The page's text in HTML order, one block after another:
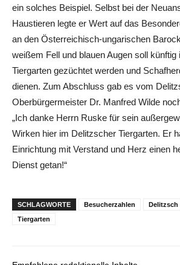
ein solches Beispiel. Selbst bei der
Haustieren legte er Wert auf das
an den Österreichisch-ungarischen
weißem Fell und blauen Augen soll
Tiergarten gezüchtet werden und
dienen. Zum Abschluss gab es vom
Oberbürgermeister Dr. Manfred Wilde
„Ich danke Herrn Ruske für sein
Wirken hier im Delitzscher Tiergarten. Er
Einrichtung mit Verstand und Herz einen
Dienst getan!“
SCHLAGWORTE Besucherzahlen Delitzsch
Tiergarten